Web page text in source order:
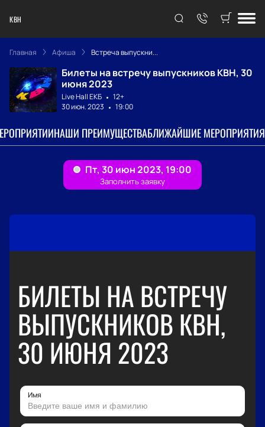
КВН
Главная Афиша Встреча выпускни...
Билеты на встречу выпускников КВН, 30
июня 2023
Live Hall ЕКБ
12+
30 июн. 2023
19:00
НАШИ ПРЕИМУЩЕСТВАБЛИЖАЙШИЕ МЕРОПРИЯТИЯ
БИЛЕТЫ НА ВСТРЕЧУ
ВЫПУСКНИКОВ КВН,
30 ИЮНЯ 2023
Имя